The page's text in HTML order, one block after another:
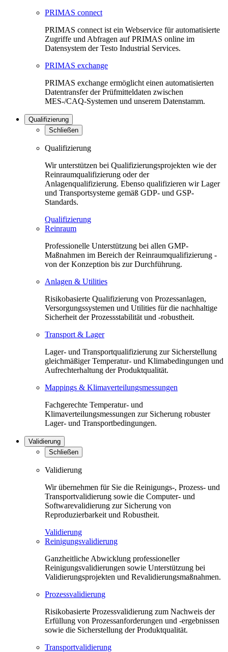
PRIMAS connect
PRIMAS connect ist ein Webservice für automatisierte
Zugriffe und Abfragen auf PRIMAS online im
Datensystem der Testo Industrial Services.
PRIMAS exchange
PRIMAS exchange ermöglicht einen automatisierten
Datentransfer der Prüfmitteldaten zwischen
MES-/CAQ-Systemen und unserem Datenstamm.
Qualifizierung
Schließen
Qualifizierung
Wir unterstützen bei Qualifizierungsprojekten wie der
Reinraumqualifizierung oder der
Anlagenqualifizierung. Ebenso qualifizieren wir Lager
und Transportsysteme gemäß GDP- und GSP-
Standards.
Qualifizierung
Reinraum
Professionelle Unterstützung bei allen GMP-
Maßnahmen im Bereich der Reinraumqualifizierung -
von der Konzeption bis zur Durchführung.
Anlagen & Utilities
Risikobasierte Qualifizierung von Prozessanlagen,
Versorgungssystemen und Utilities für die nachhaltige
Sicherheit der Prozessstabilität und -robustheit.
Transport & Lager
Lager- und Transportqualifizierung zur Sicherstellung
gleichmäßiger Temperatur- und Klimabedingungen und
Aufrechterhaltung der Produktqualität.
Mappings & Klimaverteilungsmessungen
Fachgerechte Temperatur- und
Klimaverteilungsmessungen zur Sicherung robuster
Lager- und Transportbedingungen.
Validierung
Schließen
Validierung
Wir übernehmen für Sie die Reinigungs-, Prozess- und
Transportvalidierung sowie die Computer- und
Softwarevalidierung zur Sicherung von
Reproduzierbarkeit und Robustheit.
Validierung
Reinigungsvalidierung
Ganzheitliche Abwicklung professioneller
Reinigungsvalidierungen sowie Unterstützung bei
Validierungsprojekten und Revalidierungsmaßnahmen.
Prozessvalidierung
Risikobasierte Prozessvalidierung zum Nachweis der
Erfüllung von Prozessanforderungen und -ergebnissen
sowie die Sicherstellung der Produktqualität.
Transportvalidierung